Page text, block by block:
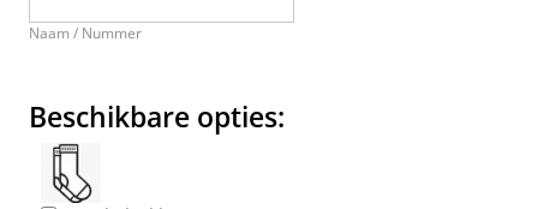
Naam / Nummer
Beschikbare opties: